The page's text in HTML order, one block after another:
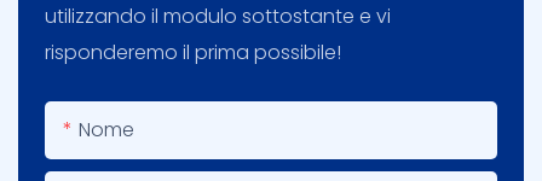
utilizzando il modulo sottostante e vi
risponderemo il prima possibile!
Nome